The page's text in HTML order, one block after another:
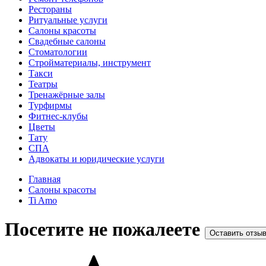
Рестораны
Ритуальные услуги
Салоны красоты
Свадебные салоны
Стоматологии
Стройматериалы, инструмент
Такси
Театры
Тренажёрные залы
Турфирмы
Фитнес-клубы
Цветы
Тату
СПА
Адвокаты и юридические услуги
Главная
Салоны красоты
Ti Amo
Посетите не пожалеете Оставить отзыв